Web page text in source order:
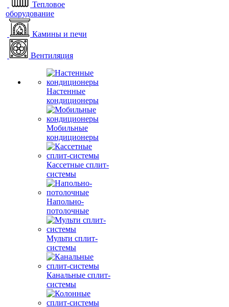
Тепловое
оборудование
Камины и печи
Вентиляция
Настенные
кондиционеры
Мобильные
кондиционеры
Кассетные сплит-
системы
Напольно-
потолочные
Мульти сплит-
системы
Канальные сплит-
системы